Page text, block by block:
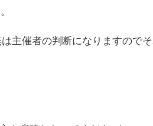
主催者の判断になりますので